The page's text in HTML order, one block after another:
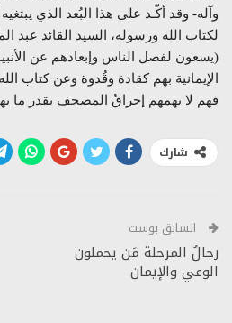
وآله- وقد أكّـد على هذا البُعد الذي
لكتاب الله ورسوله، السيد القائد عبد
(يسعون لفصل الناس وإبعادهم عن
الإيمانية بهم كقادة وقُدوة وعن كتاب
فهم لا يهمهم إحراقُ المصحف بقدر ما
شارك
السابق بوست
رجالُ المرحلة مَن يحملون
الوعي والإيمان